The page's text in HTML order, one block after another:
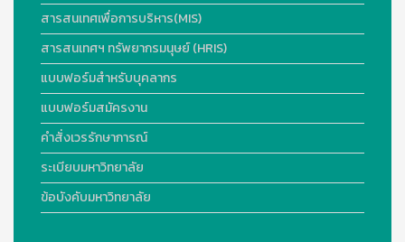
สารสนเทศเพื่อการบริหาร(MIS)
สารสนเทศฯ ทรัพยากรมนุษย์ (HRIS)
แบบฟอร์มสำหรับบุคลากร
แบบฟอร์มสมัครงาน
คำสั่งเวรรักษาการณ์
ระเบียบมหาวิทยาลัย
ข้อบังคับมหาวิทยาลัย